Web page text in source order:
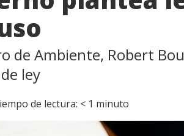
de Ambiente, Robert
ley
de lectura: < 1 minuto